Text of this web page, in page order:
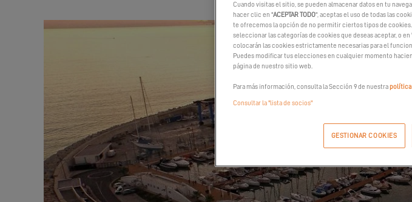
Cuando visitas el sitio, se pueden almacenar datos en tu
hacer clic en "ACEPTAR TODO", aceptas el uso de todas las
te ofrecemos la opción de no permitir ciertos tipos de
seleccionar las categorías de cookies que deseas aceptar, o en
colocarán las cookies estrictamente necesarias para el
Puedes modificar tus elecciones en cualquier momento
página de nuestro sitio web.
Para más información, consulta la Sección 9 de nuestrapolítica
Consultar la "lista de socios"
GESTIONAR COOKIES